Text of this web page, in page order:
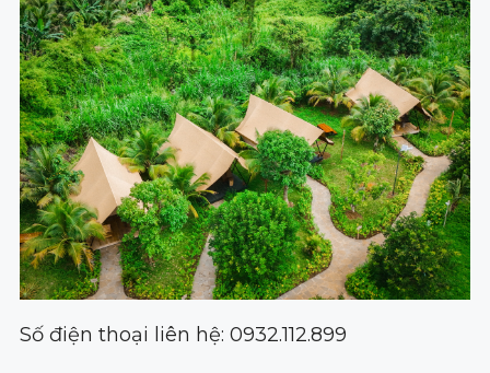
Số điện thoại liên hệ: 0932.112.899